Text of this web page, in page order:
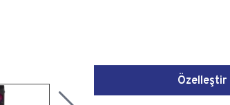
Özelleştir